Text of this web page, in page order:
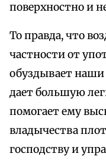
поверхностно и
То правда, что
частности от
обуздывает наши
дает большую
помогает ему
владычества
господству и